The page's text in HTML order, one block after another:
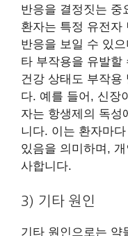
반응을 결정짓는 중
환자는 특정 유전자
반응을 보일 수 있
타 부작용을 유발할
건강 상태도 부작용
다. 예를 들어, 신장
자는 항생제의 독성
니다. 이는 환자마
있음을 의미하며,
사합니다.
3) 기타 원인
기타 원인으로는 약